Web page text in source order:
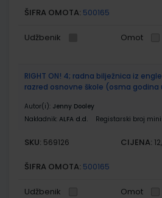
ŠIFRA OMOTA: 500165
Udžbenik Omot
RIGHT ON! 4; radna bilježnica iz
razred osnovne škole (osma godina
Autor(i): Jenny Dooley
Nakladnik: ALFA d.d. Registarski broj
SKU: 569126 CIJENA:
ŠIFRA OMOTA: 500165
Udžbenik Omot